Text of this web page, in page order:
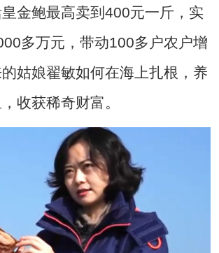
金鲍最高卖到400元一斤，实
多万元，带动100多户农户增
姑娘翟敏如何在海上扎根，养
收获稀奇财富。